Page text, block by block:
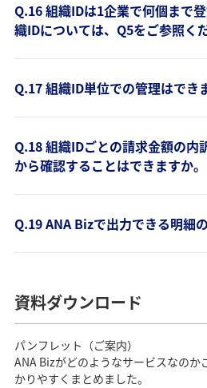
Q.16 組織IDは1企業で何個まで
織IDについては、Q5をご参照く
Q.17 組織ID単位での管理はでき
Q.18 組織IDごとの請求金額の内
から確認することはできますか。
Q.19 ANA Bizで出力できる明細
資料ダウンロード
パンフレット（ご案内）
ANA Bizがどのようなサービスなのか
かりやすくまとめました。